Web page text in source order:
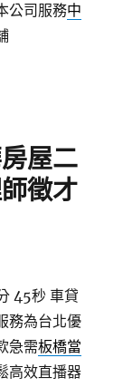
公司服務中
屋二
徵才
45秒 車貸
務為台北優
急需板橋當
高效直播器